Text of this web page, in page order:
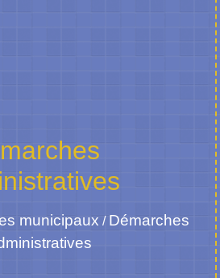
municipaux / Démarches